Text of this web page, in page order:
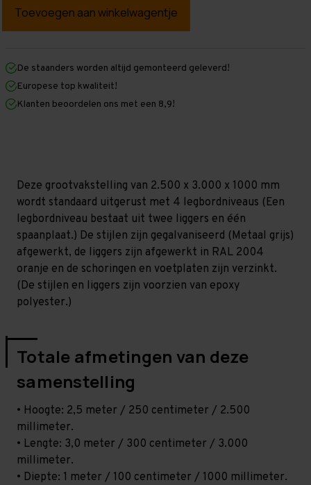
Grootvakstelling
mm
mm
x
1.000
mm
Grootvakstelling
mm
mm
1.000
mm
De staanders worden altijd gemonteerd geleverd!
Europese top kwaliteit!
Klanten beoordelen ons met een 8,9!
Deze grootvakstelling van 2.500 x 3.000 x 1000 mm
wordt standaard uitgerust met 4 legbordniveaus (Een
legbordniveau bestaat uit twee liggers en één
spaanplaat.) De stijlen zijn gegalvaniseerd (Metaal grijs)
afgewerkt, de liggers zijn afgewerkt in RAL 2004
oranje en de schoringen en voetplaten zijn verzinkt.
(De stijlen en liggers zijn voorzien van epoxy
polyester.)
Totale afmetingen van deze
samenstelling
• Hoogte: 2,5 meter / 250 centimeter / 2.500
millimeter.
• Lengte: 3,0 meter / 300 centimeter / 3.000
millimeter.
• Diepte: 1 meter / 100 centimeter / 1000 millimeter.